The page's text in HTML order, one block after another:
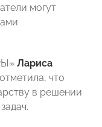
могут
Лариса
что
в решении